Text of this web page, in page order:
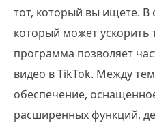
тот, который вы ищете. В
который может ускорить
программа позволяет
видео в TikTok. Между
обеспечение,
расширенных функций,